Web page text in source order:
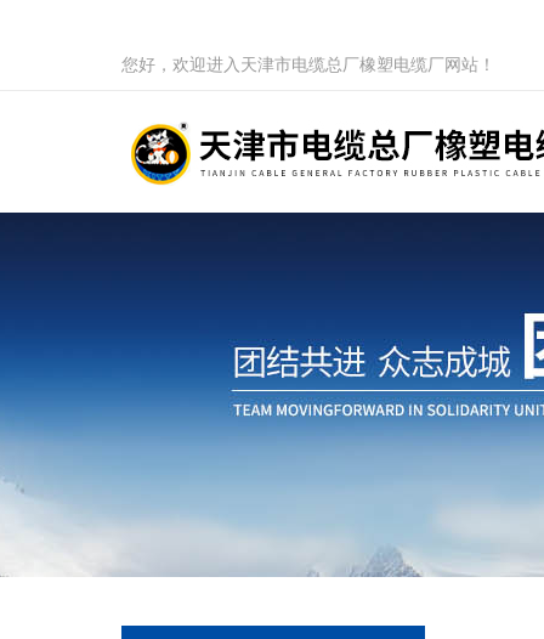
您好，欢迎进入天津市电缆总厂橡塑电缆厂网站！